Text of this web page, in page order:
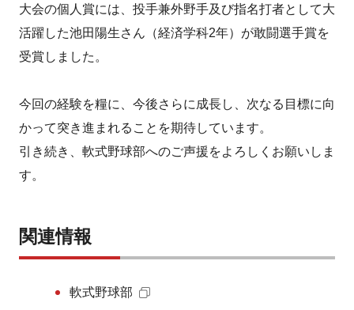
大会の個人賞には、投手兼外野手及び指名打者として大
活躍した池田陽生さん（経済学科2年）が敢闘選手賞を
受賞しました。
今回の経験を糧に、今後さらに成長し、次なる目標に向
かって突き進まれることを期待しています。
引き続き、軟式野球部へのご声援をよろしくお願いしま
す。
関連情報
軟式野球部